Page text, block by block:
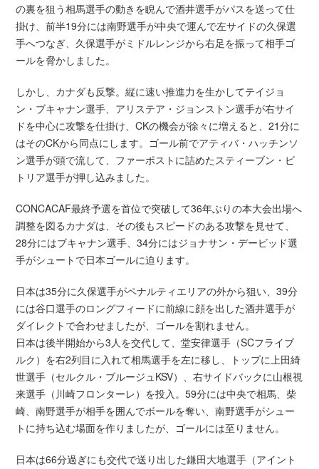
の裏を狙う相馬選手の動きを睨んで酒井選手がパスを送って仕
掛け、前半19分には南野選手が中央で運んで左サイドの久保選
手へつなぎ、久保選手がミドルレンジから右足を振って相手ゴ
ールを脅かしました。
しかし、カナダも反撃。縦に速い推進力を生かしてテイジョ
ン・ブキャナン選手、アリステア・ジョンストン選手が右サイ
ドを中心に攻撃を仕掛け、CKの機会が徐々に増えると、21分に
はそのCKから同点にします。ゴール前でアティバ・ハッチンソ
ン選手が頭で流して、ファーポストに詰めたスティーブン・ビ
トリア選手が押し込みました。
CONCACAF最終予選を首位で突破して36年ぶりの本大会出場へ
調整を図るカナダは、その後もスピードのある攻撃を見せて、
28分にはブキャナン選手、34分にはジョナサン・デービッド選
手がシュートで日本ゴールに迫ります。
日本は35分に久保選手がペナルティエリアの外から狙い、39分
には谷口選手のロングフィードに前線に顔を出した酒井選手が
ダイレクトで合わせましたが、ゴールを割れません。
日本は後半開始から3人を交代して、堂安律選手（SCフライブ
ルク）を右2列目に入れて相馬選手を左に移し、トップに上田綺
世選手（セルクル・ブルージュKSV）、右サイドバックに山根視
来選手（川崎フロンターレ）を投入。59分には中央で相馬、柴
崎、南野選手が相手を囲んでボールを奪い、南野選手がシュー
トに持ち込む場面を作りましたが、ゴールには至りません。
日本は66分過ぎにも交代で送り出した鎌田大地選手（アイント